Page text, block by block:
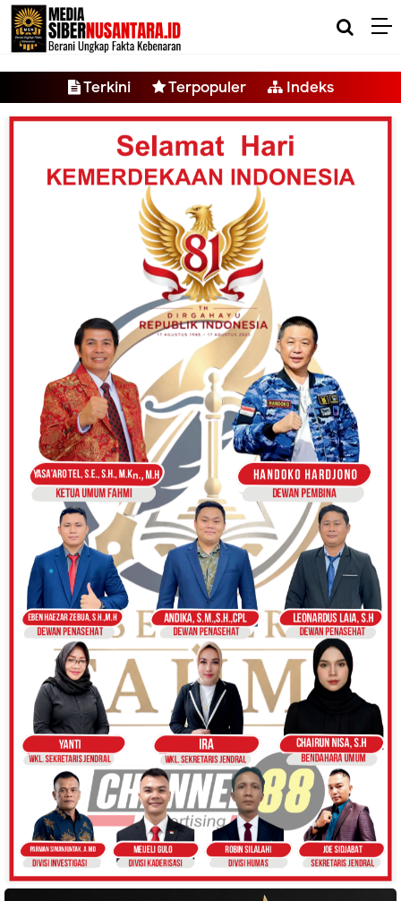
-->
Terkini Terpopuler Indeks